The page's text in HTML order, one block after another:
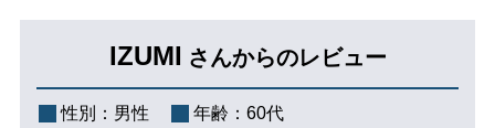
IZUMI さんからのレビュー
性別： 男性 年齢： 60代